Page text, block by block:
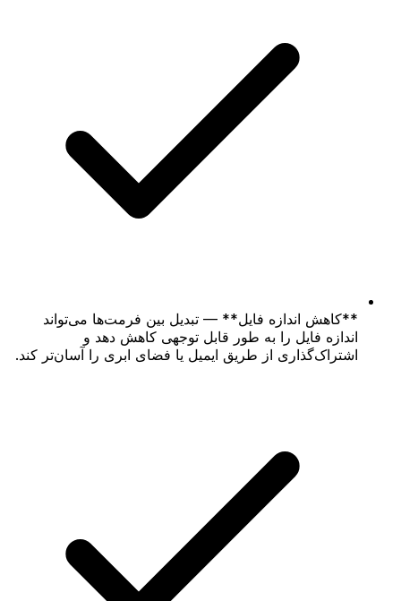
**کاهش اندازه فایل** — تبدیل بین فرمت‌ها می‌تواند
اندازه فایل را به طور قابل توجهی کاهش دهد و
اشتراک‌گذاری از طریق ایمیل یا فضای ابری را آسان‌تر کند.